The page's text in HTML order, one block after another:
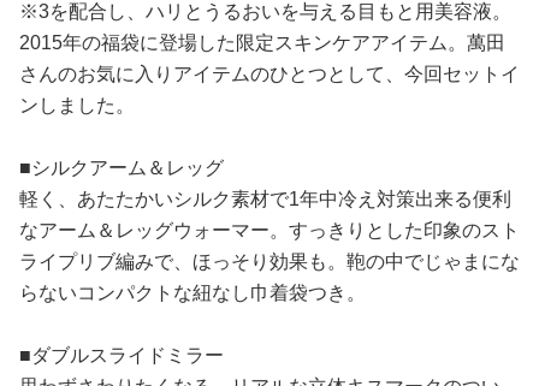
※3を配合し、ハリとうるおいを与える目もと用美容液。
2015年の福袋に登場した限定スキンケアアイテム。萬田
さんのお気に入りアイテムのひとつとして、今回セットイ
ンしました。
■シルクアーム＆レッグ
軽く、あたたかいシルク素材で1年中冷え対策出来る便利
なアーム＆レッグウォーマー。すっきりとした印象のスト
ライプリブ編みで、ほっそり効果も。鞄の中でじゃまにな
らないコンパクトな紐なし巾着袋つき。
■ダブルスライドミラー